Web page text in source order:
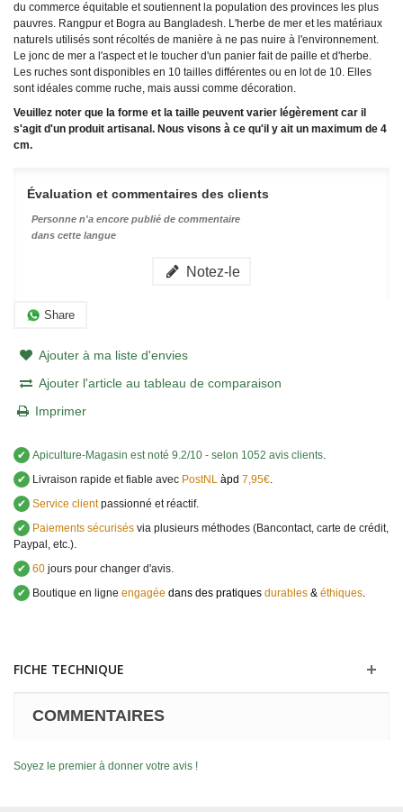
du commerce équitable et soutiennent la population des provinces les plus
pauvres. Rangpur et Bogra au Bangladesh. L'herbe de mer et les matériaux
naturels utilisés sont récoltés de manière à ne pas nuire à l'environnement.
Le jonc de mer a l'aspect et le toucher d'un panier fait de paille et d'herbe.
Les ruches sont disponibles en 10 tailles différentes ou en lot de 10. Elles
sont idéales comme ruche, mais aussi comme décoration.
Veuillez noter que la forme et la taille peuvent varier légèrement car il
s'agit d'un produit artisanal. Nous visons à ce qu'il y ait un maximum de 4
cm.
Évaluation et commentaires des clients
Personne n'a encore publié de commentaire
dans cette langue
Notez-le
Share
Ajouter à ma liste d'envies
Ajouter l'article au tableau de comparaison
Imprimer
✔ Apiculture-Magasin est noté 9.2/10 - selon 1052 avis clients.
✔
Livraison rapide et fiable avec PostNL àpd 7,95€.
✔ Service clientpassionné et réactif.
✔
Paiements sécurisés via plusieurs méthodes (Bancontact, carte de crédit,
Paypal, etc.).
✔ 60 jours pour changer d'avis.
✔
Boutique en ligne engagée dans des pratiques durables & éthiques.
FICHE TECHNIQUE
COMMENTAIRES
Soyez le premier à donner votre avis !